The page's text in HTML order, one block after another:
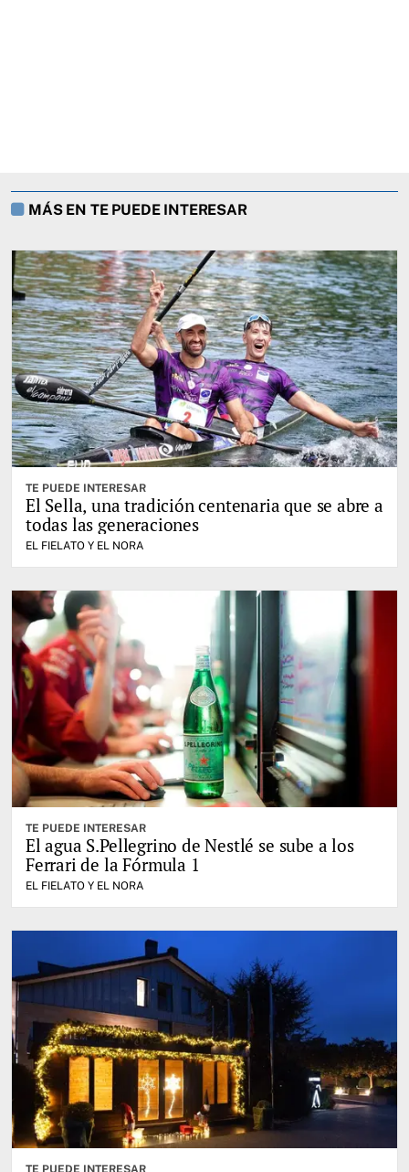
MÁS EN TE PUEDE INTERESAR
TE PUEDE INTERESAR
El Sella, una tradición centenaria que se abre a
todas las generaciones
EL FIELATO Y EL NORA
TE PUEDE INTERESAR
El agua S.Pellegrino de Nestlé se sube a los
Ferrari de la Fórmula 1
EL FIELATO Y EL NORA
TE PUEDE INTERESAR